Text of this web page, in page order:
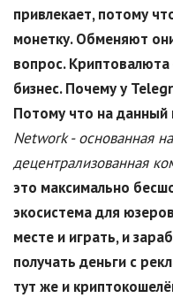
привлекает, потому
монетку. Обменяют
вопрос. Криптовалюта
бизнес. Почему у
Потому что на данный
Network - основанная
децентрализованная
это максимально
экосистема для
месте и играть, и
получать деньги с
тут же и